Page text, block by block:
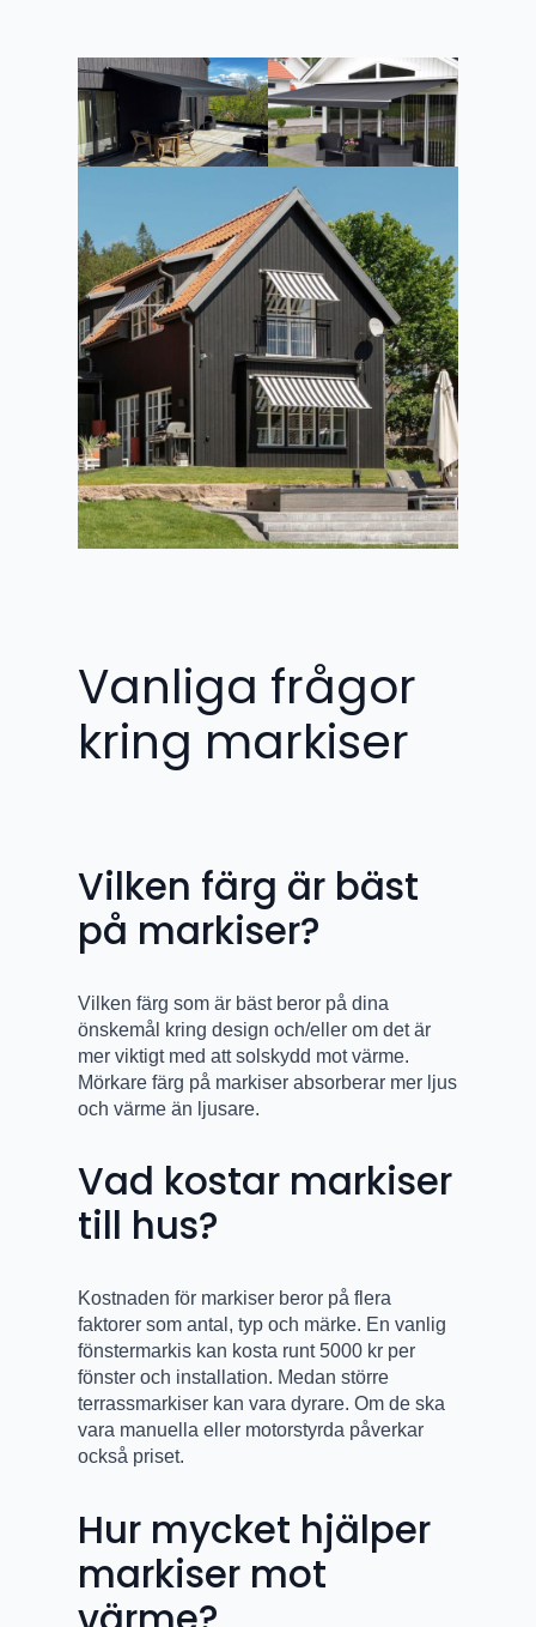
Vanliga frågor
kring markiser
Vilken färg är bäst
på markiser?
Vilken färg som är bäst beror på dina
önskemål kring design och/eller om det är
mer viktigt med att solskydd mot värme.
Mörkare färg på markiser absorberar mer ljus
och värme än ljusare.
Vad kostar markiser
till hus?
Kostnaden för markiser beror på flera
faktorer som antal, typ och märke. En vanlig
fönstermarkis kan kosta runt 5000 kr per
fönster och installation. Medan större
terrassmarkiser kan vara dyrare. Om de ska
vara manuella eller motorstyrda påverkar
också priset.
Hur mycket hjälper
markiser mot